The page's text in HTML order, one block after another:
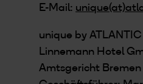
E-Mail:
unique by
Linnemann Hotel
Amtsgericht